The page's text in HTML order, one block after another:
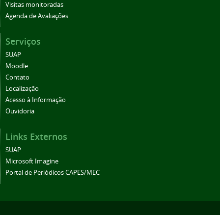
Visitas monitoradas
Agenda de Avaliações
Serviços
SUAP
Moodle
Contato
Localização
Acesso à Informação
Ouvidoria
Links Externos
SUAP
Microsoft Imagine
Portal de Periódicos CAPES/MEC